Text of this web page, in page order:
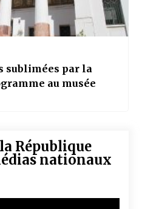
sublimées par la
au musée
République
nationaux